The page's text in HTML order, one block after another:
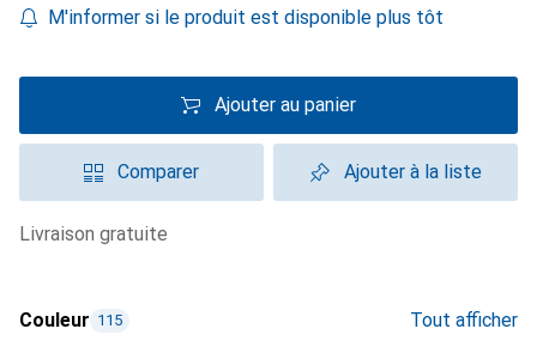
M'informer si le produit est disponible plus tôt
Ajouter au panier
Comparer Ajouter à la liste
livraison gratuite
Couleur 115 Tout afficher